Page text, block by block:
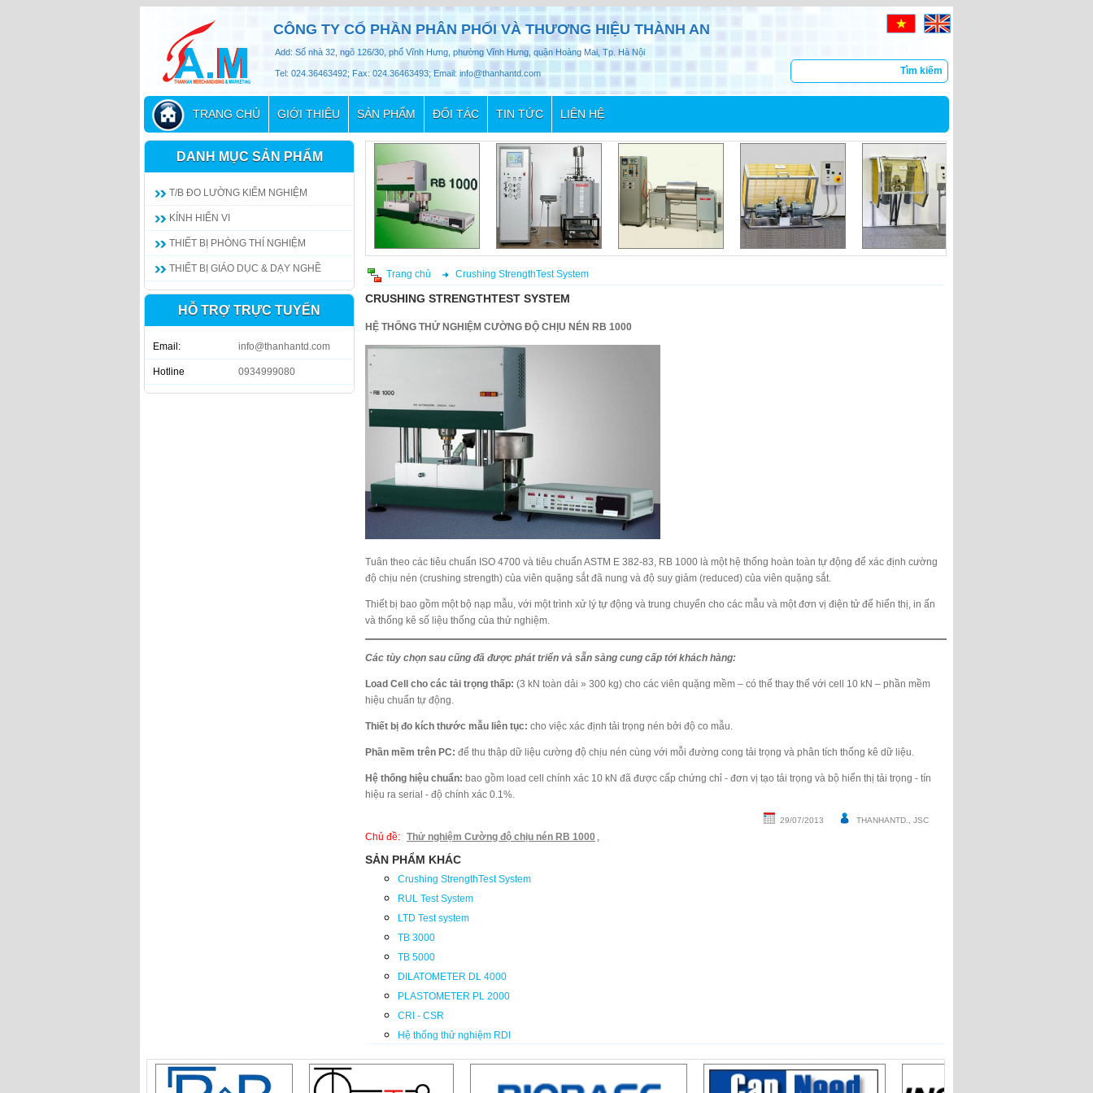
CÔNG TY CỔ PHẦN PHÂN PHỐI VÀ THƯƠNG HIỆU THÀNH AN
Add: Số nhà 32, ngõ 126/30, phố Vĩnh Hưng, phường Vĩnh Hưng, quận Hoàng Mai, Tp. Hà Nội
Tel: 024.36463492; Fax: 024.36463493; Email: info@thanhantd.com Tìm kiếm
TRANG CHỦ GIỚI THIỆU SẢN PHẨM ĐỐI TÁC TIN TỨC LIÊN HỆ
DANH MỤC SẢN PHẨM
T/B ĐO LƯỜNG KIỂM NGHIỆM
KÍNH HIỂN VI
THIẾT BỊ PHÒNG THÍ NGHIỆM
THIẾT BỊ GIÁO DỤC & DẠY NGHỀ
HỖ TRỢ TRỰC TUYẾN
Email: info@thanhantd.com
Hotline 0934999080
Trang chủ Crushing StrengthTest System
CRUSHING STRENGTHTEST SYSTEM
HỆ THỐNG THỬ NGHIỆM CƯỜNG ĐỘ CHỊU NÉN RB 1000
Tuân theo các tiêu chuẩn ISO 4700 và tiêu chuẩn ASTM E 382-83, RB 1000 là một hệ thống hoàn toàn tự động để xác định cường
độ chịu nén (crushing strength) của viên quặng sắt đã nung và độ suy giảm (reduced) của viên quặng sắt.
Thiết bị bao gồm một bộ nạp mẫu, với một trình xử lý tự động và trung chuyển cho các mẫu và một đơn vị điện tử để hiển thị, in ấn
và thống kê số liệu thống của thử nghiệm.
Các tùy chọn sau cũng đã được phát triển và sẵn sàng cung cấp tới khách hàng:
Load Cell cho các tải trọng thấp: (3 kN toàn dải » 300 kg) cho các viên quặng mềm – có thể thay thế với cell 10 kN – phần mềm
hiệu chuẩn tự động.
Thiết bị đo kích thước mẫu liên tục: cho việc xác định tải trọng nén bởi độ co mẫu.
Phần mềm trên PC: để thu thập dữ liệu cường độ chịu nén cùng với mỗi đường cong tải trọng và phân tích thống kê dữ liệu.
Hệ thống hiệu chuẩn: bao gồm load cell chính xác 10 kN đã được cấp chứng chỉ - đơn vị tạo tải trọng và bộ hiển thị tải trọng - tín
hiệu ra serial - độ chính xác 0.1%.
THANHANTD., JSC
29/07/2013
Chủ đề: Thử nghiệm Cường độ chịu nén RB 1000 ,
SẢN PHẨM KHÁC
Crushing StrengthTest System
RUL Test System
LTD Test system
TB 3000
TB 5000
DILATOMETER DL 4000
PLASTOMETER PL 2000
CRI - CSR
Hệ thống thử nghiệm RDI